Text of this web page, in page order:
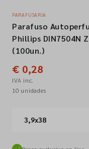
Siga-nos nas
PARAFUSARIA
Parafuso
Phillips DIN7504N
(100un.)
€ 0,28
IVA inc.
10 unidades
3,9x38